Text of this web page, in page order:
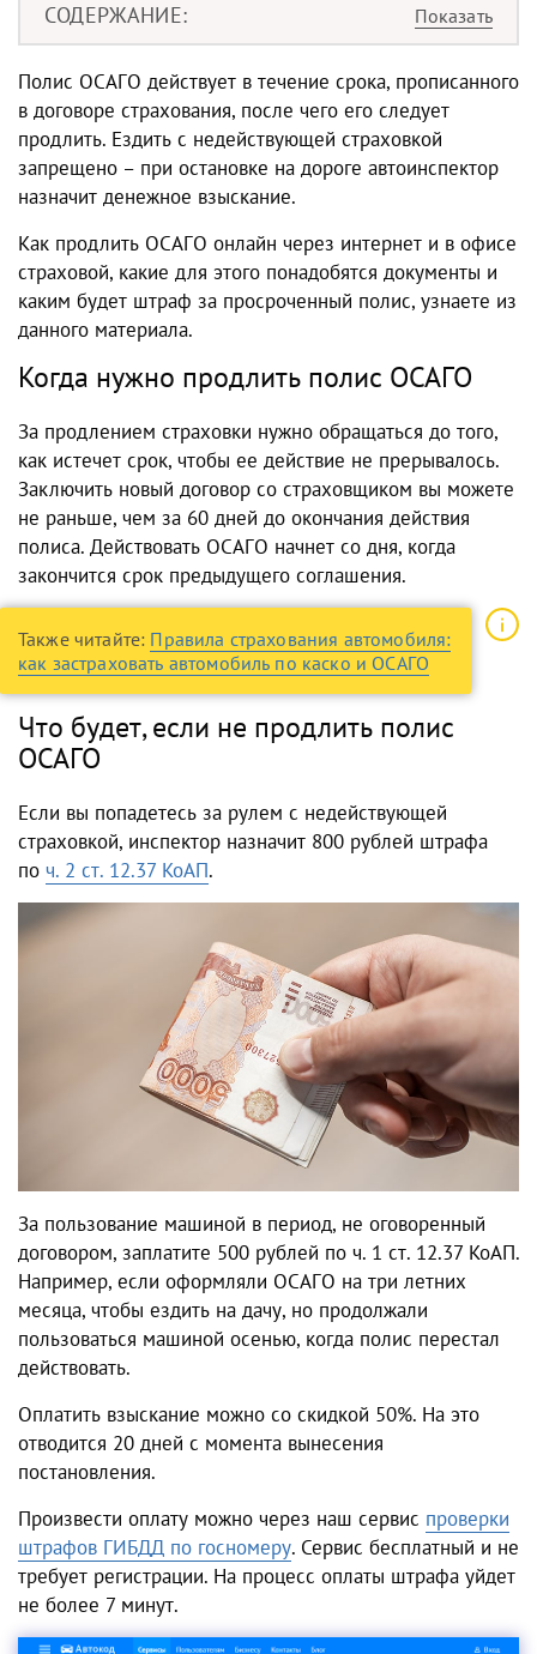
СОДЕРЖАНИЕ
Полис ОСАГО действует в течение срока, прописанного
в договоре страхования, после чего его следует
продлить. Ездить с недействующей страховкой
запрещено – при остановке на дороге автоинспектор
назначит денежное взыскание.
Как продлить ОСАГО онлайн через интернет и в офисе
страховой, какие для этого понадобятся документы и
каким будет штраф за просроченный полис, узнаете из
данного материала.
Когда нужно продлить полис ОСАГО
За продлением страховки нужно обращаться до того,
как истечет срок, чтобы ее действие не прерывалось.
Заключить новый договор со страховщиком вы можете
не раньше, чем за 60 дней до окончания действия
полиса. Действовать ОСАГО начнет со дня, когда
закончится срок предыдущего соглашения.
Также читайте: Правила страхования автомобиля:
как застраховать автомобиль по каско и ОСАГО
Что будет, если не продлить полис
ОСАГО
Если вы попадетесь за рулем с недействующей
страховкой, инспектор назначит 800 рублей штрафа
по ч. 2 ст. 12.37 КоАП.
За пользование машиной в период, не оговоренный
договором, заплатите 500 рублей по ч. 1 ст. 12.37 КоАП.
Например, если оформляли ОСАГО на три летних
месяца, чтобы ездить на дачу, но продолжали
пользоваться машиной осенью, когда полис перестал
действовать.
Оплатить взыскание можно со скидкой 50%. На это
отводится 20 дней с момента вынесения
постановления.
Произвести оплату можно через наш сервис проверки
штрафов ГИБДД по госномеру. Сервис бесплатный и не
требует регистрации. На процесс оплаты штрафа уйдет
не более 7 минут.